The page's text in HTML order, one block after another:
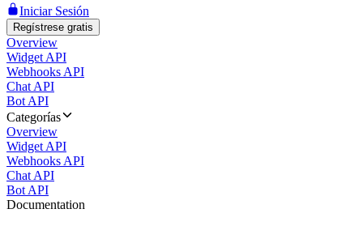
Iniciar Sesión
Regístrese gratis
Overview
Widget API
Webhooks API
Chat API
Bot API
Categorías
Overview
Widget API
Webhooks API
Chat API
Bot API
Documentation